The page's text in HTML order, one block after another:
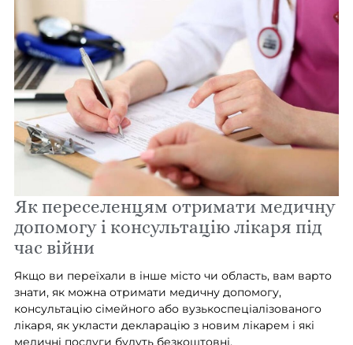
Як переселенцям отримати медичну
допомогу і консультацію лікаря під
час війни
Якщо ви переїхали в інше місто чи область, вам варто
знати, як можна отримати медичну допомогу,
консультацію сімейного або вузькоспеціалізованого
лікаря, як укласти декларацію з новим лікарем і які
медичні послуги будуть безкоштовні.